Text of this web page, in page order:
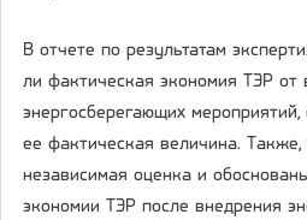
В отчете по результатам
ли фактическая экономия ТЭР от
энергосберегающих
ее фактическая величина. Также,
независимая оценка и
экономии ТЭР после внедрения